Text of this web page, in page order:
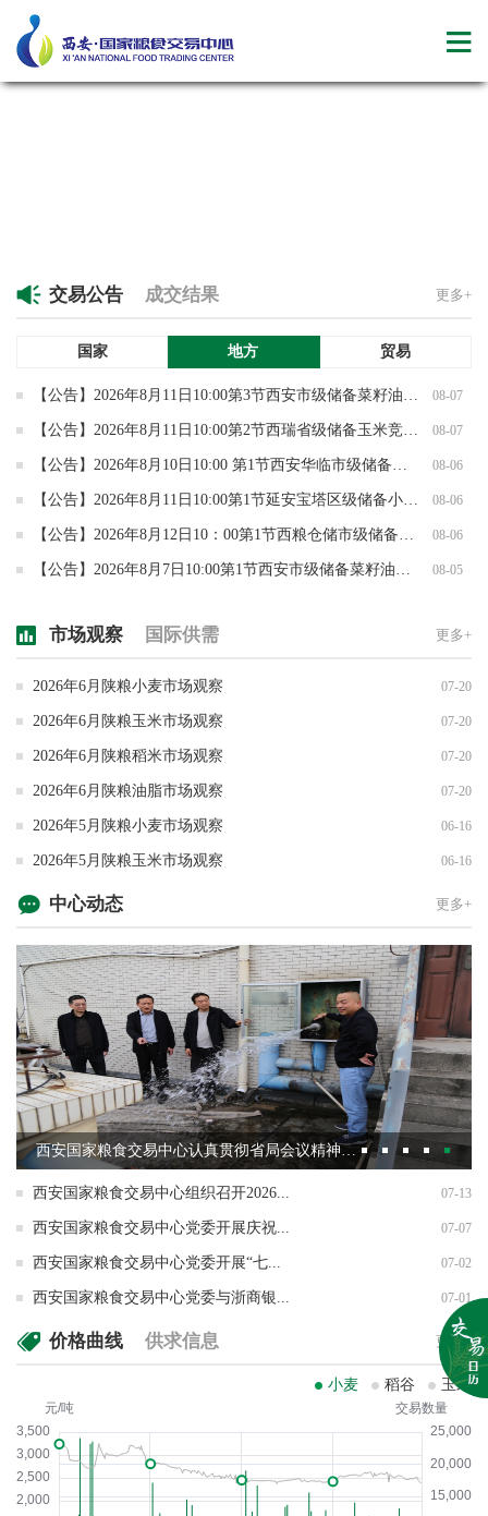
交易公告 成交结果 更多+
国家 地方 贸易
08-07
08-07
08-06
08-06
08-06
08-05
市场观察 国际供需 更多+
2026年6月陕粮小麦市场观察 07-20
2026年6月陕粮玉米市场观察 07-20
2026年6月陕粮稻米市场观察 07-20
2026年6月陕粮油脂市场观察 07-20
2026年5月陕粮小麦市场观察 06-16
2026年5月陕粮玉米市场观察 06-16
中心动态 更多+
西安国家粮食交易中心认真贯彻省局会议精神 落实“双节”期间安全生产主体责任
西安国家粮食交易中心组织召开2026... 07-13
西安国家粮食交易中心党委开展庆祝... 07-07
西安国家粮食交易中心党委开展“七... 07-02
西安国家粮食交易中心党委与浙商银... 07-01
价格曲线 供求信息 更多+
小麦 稻谷 玉米